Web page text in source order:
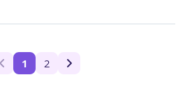
A/B testing, métamorphic
: métamorphic testing, évaluation
1 2